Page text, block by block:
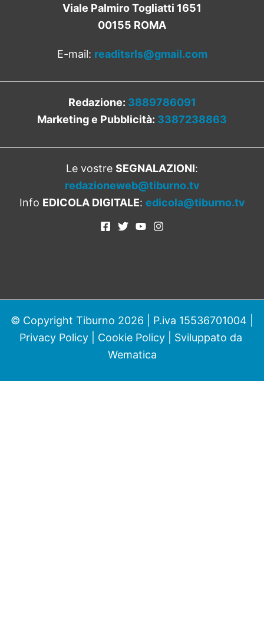
Viale Palmiro Togliatti 1651
00155 ROMA
E-mail: readitsrls@gmail.com
Redazione: 3889786091
Marketing e Pubblicità: 3387238863
Le vostre SEGNALAZIONI:
redazioneweb@tiburno.tv
Info EDICOLA DIGITALE: edicola@tiburno.tv
© Copyright Tiburno 2026 | P.iva 15536701004 |
Privacy Policy| Cookie Policy| Sviluppato da
Wematica